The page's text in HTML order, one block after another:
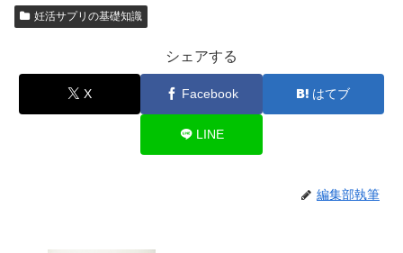
妊活サプリの基礎知識
シェアする
X Facebook はてブ
LINE
編集部執筆